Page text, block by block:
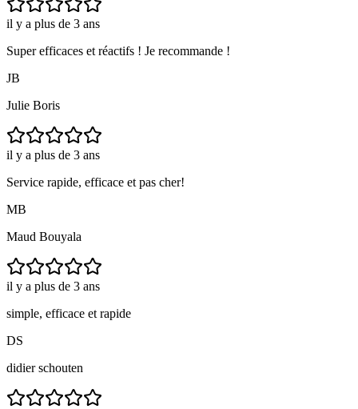
il y a plus de 3 ans
Super efficaces et réactifs ! Je recommande !
JB
Julie Boris
il y a plus de 3 ans
Service rapide, efficace et pas cher!
MB
Maud Bouyala
il y a plus de 3 ans
simple, efficace et rapide
DS
didier schouten